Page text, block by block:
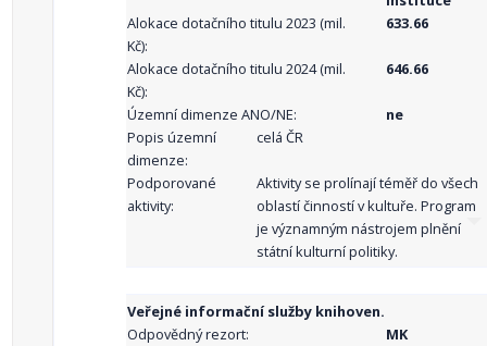
Alokace dotačního titulu 2023 (mil.
Kč):
633.66
Alokace dotačního titulu 2024 (mil.
Kč):
646.66
Územní dimenze ANO/NE:
ne
Popis územní
dimenze:
celá ČR
Podporované
aktivity:
Aktivity se prolínají téměř do všech
oblastí činností v kultuře. Program
je významným nástrojem plnění
státní kulturní politiky.
Veřejné informační služby knihoven.
Odpovědný rezort:
MK